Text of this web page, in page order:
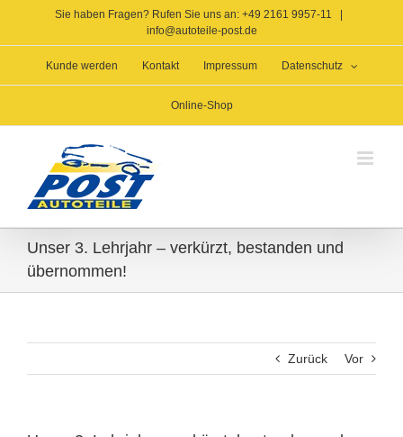
springen
Sie haben Fragen? Rufen Sie uns an: +49 2161 9957-11
info@autoteile-post.de
Kunde werden Kontakt Impressum Datenschutz
Online-Shop
Unser 3. Lehrjahr – verkürzt, bestanden und
übernommen!
Zurück Vor